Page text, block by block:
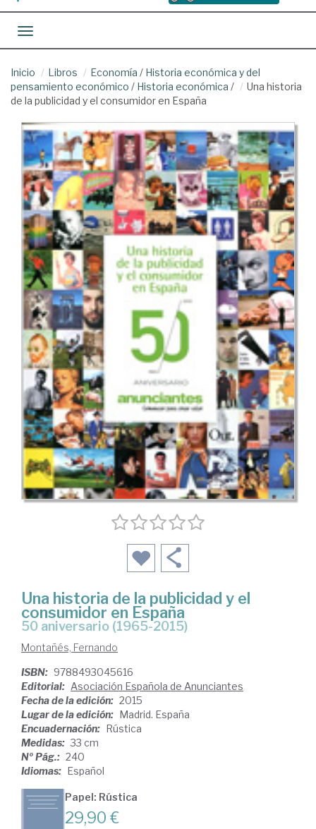
Toggle navigation
Inicio Libros Economía / Historia económica y del
pensamiento económico / Historia económica /
Una historia
de la publicidad y el consumidor en España
Una historia de la publicidad y el
consumidor en España
50 aniversario (1965-2015)
Montañés, Fernando
ISBN: 9788493045616
Editorial: Asociación Española de Anunciantes
Fecha de la edición: 2015
Lugar de la edición: Madrid. España
Encuadernación: Rústica
Medidas: 33 cm
Nº Pág.: 240
Idiomas: Español
Papel: Rústica
29,90 €